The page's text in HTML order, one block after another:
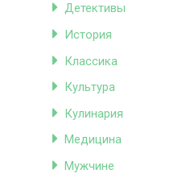
Детективы
История
Классика
Культура
Кулинария
Медицина
Мужчине